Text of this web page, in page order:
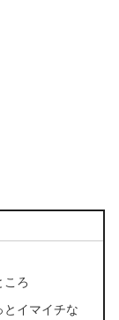
ころ
とイマイチな